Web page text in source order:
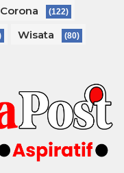
(122)
Wisata (80)